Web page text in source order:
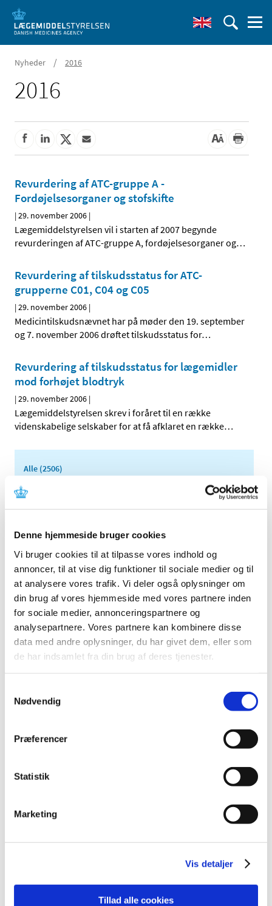
Denne hjemmeside bruger cookies
Vi bruger cookies til at tilpasse vores indhold og
annoncer, til at vise dig funktioner til sociale medier og til
at analysere vores trafik. Vi deler også oplysninger om
din brug af vores hjemmeside med vores partnere inden
for sociale medier, annonceringspartnere og
analysepartnere. Vores partnere kan kombinere disse
data med andre oplysninger, du har givet dem, eller som
de har indsamlet fra din brug af deres tjenester.
Nødvendig
Præferencer
Statistik
Marketing
Vis detaljer
Tillad alle cookies
Nyheder / 2016
2016
Revurdering af ATC-gruppe A -
Fordøjelsesorganer og stofskifte
|29. november 2006 |
Lægemiddelstyrelsen vil i starten af 2007 begynde
revurderingen af ATC-gruppe A, fordøjelsesorganer og…
Revurdering af tilskudsstatus for ATC-
grupperne C01, C04 og C05
|29. november 2006 |
Medicintilskudsnævnet har på møder den 19. september
og 7. november 2006 drøftet tilskudsstatus for…
Revurdering af tilskudsstatus for lægemidler
mod forhøjet blodtryk
|29. november 2006 |
Lægemiddelstyrelsen skrev i foråret til en række
videnskabelige selskaber for at få afklaret en række…
Alle (2506)
TID
2026 (84)
2024 (224)
2023 (195)
2022 (197)
2021 (516)
2020 (263)
2019 (159)
2018 (150)
2017 (167)
2016 (167)
2012 (44)
2010 (7)
2008 (8)